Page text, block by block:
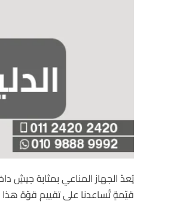
يُعدّ الجهاز المناعي بمثابة
قيّمةٍ تُساعدنا على تقييم قوّة